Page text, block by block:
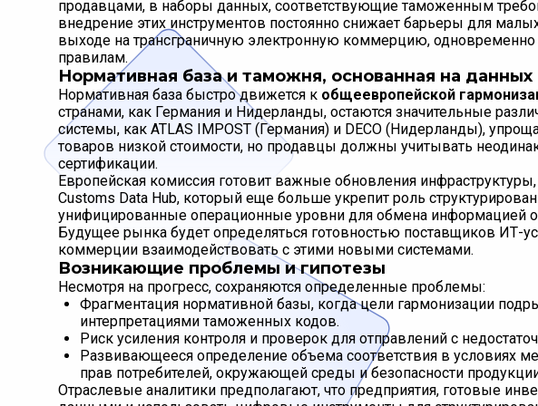
продавцами, в наборы данных, соответствующие таможенным
внедрение этих инструментов постоянно снижает барьеры для
выходе на трансграничную электронную коммерцию,
правилам.
Нормативная база и таможня, основанная на данных
Нормативная база быстро движется к общеевропейской
странами, как Германия и Нидерланды, остаются значительные
системы, как ATLAS IMPOST (Германия) и DECO (Нидерланды),
товаров низкой стоимости, но продавцы должны учитывать
сертификации.
Европейская комиссия готовит важные обновления
Customs Data Hub, который еще больше укрепит роль
унифицированные операционные уровни для обмена информацией
Будущее рынка будет определяться готовностью поставщиков ИТ-
коммерции взаимодействовать с этими новыми системами.
Возникающие проблемы и гипотезы
Несмотря на прогресс, сохраняются определенные проблемы:
Фрагментация нормативной базы, когда цели гармонизации
интерпретациями таможенных кодов.
Риск усиления контроля и проверок для отправлений с
Развивающееся определение объема соответствия в условиях
прав потребителей, окружающей среды и безопасности
Отраслевые аналитики предполагают, что предприятия, готовые